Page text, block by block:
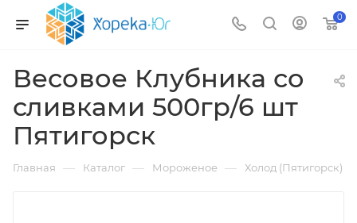
0
Весовое Клубника со
сливками 500гр/6 шт
Пятигорск
Главная — Каталог — Мороженое — Холод (Пятигорск)